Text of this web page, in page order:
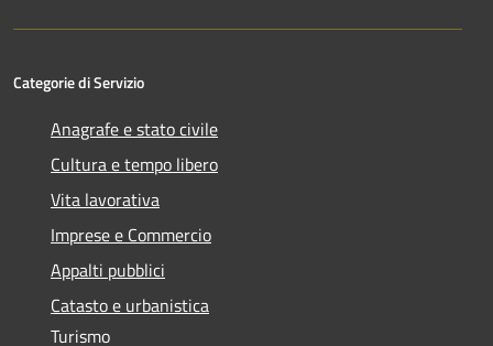
Categorie di Servizio
Anagrafe e stato civile
Cultura e tempo libero
Vita lavorativa
Imprese e Commercio
Appalti pubblici
Catasto e urbanistica
Turismo